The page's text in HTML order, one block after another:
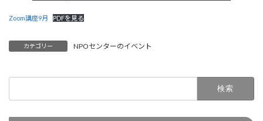
Zoom講座9月 PDFを見る
カテゴリー NPOセンターのイベント